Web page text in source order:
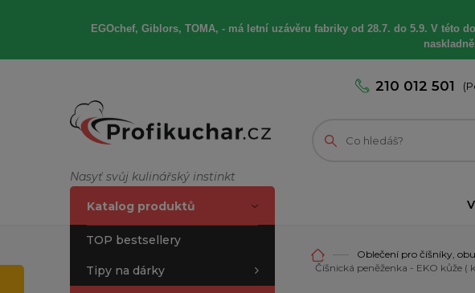
EGOchef, Giblors, TOMA, -má letní uzávěru fabriky od 28.7. do 5.9. V této
Nasyť svůj kulinářský instinkt
210 012 501
Katalog produktů
TOP bestsellery
Tipy na dárky
Oblečení pro číšníky,
Číšnická peněženka - EKO kůže (